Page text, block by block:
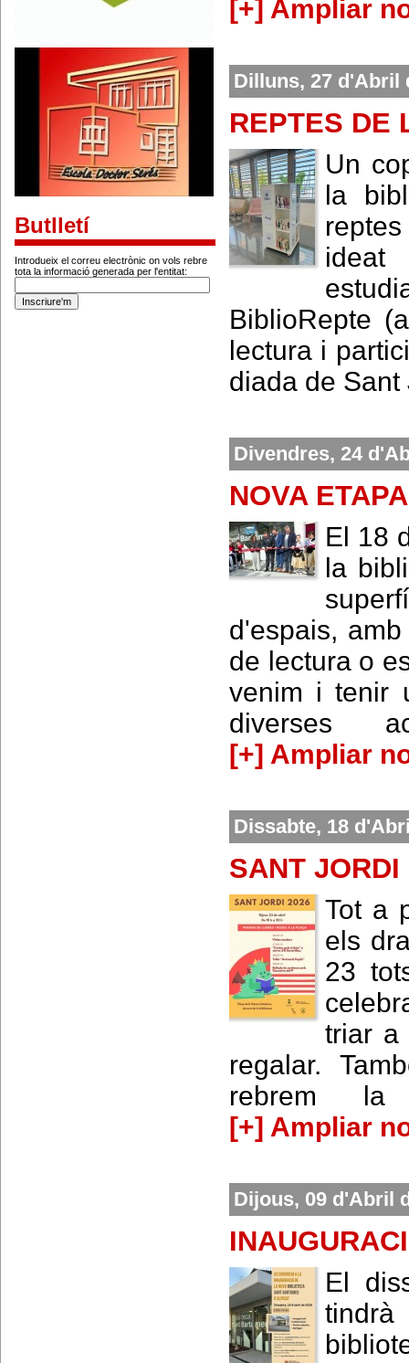
Butlletí
Introdueix el correu electrònic on vols rebre
tota la informació generada per l'entitat:
[+] Ampliar
Dilluns, 27 d'Abril
REPTES DE
Un
la
ideat
BiblioRepte
lectura i
diada de
Divendres, 24
NOVA ETAPA
El 18
la
d'espais,
de lectura o
venim i tenir
diverses
[+] Ampliar
Dissabte, 18
SANT JORDI
Tot a
els
23
triar a
regalar.
rebrem la
[+] Ampliar
Dijous, 09 d'Abril
El